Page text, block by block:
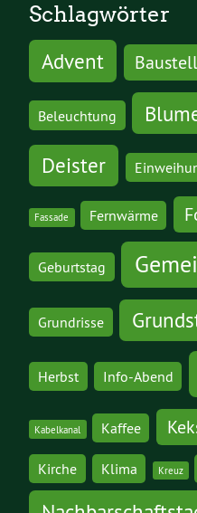
Schlagwörter
Advent
Beleuchtung
Deister
Fassade Fernwärme
Geburtstag
Grundrisse
Herbst Info-Abend
Kabelkanal Kaffee
Kirche Klima Kreuz